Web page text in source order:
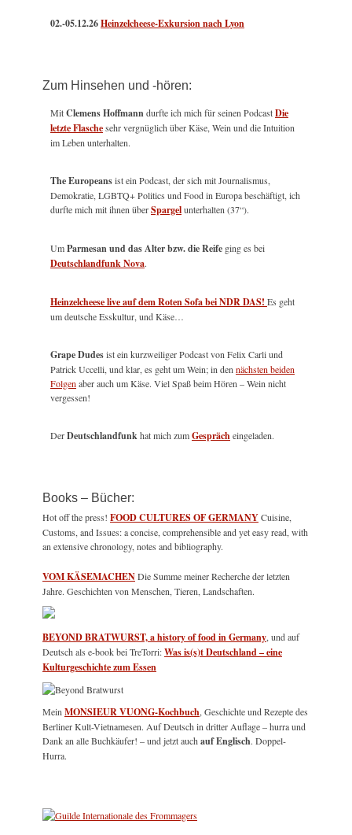
02.-05.12.26Heinzelcheese-Exkursion nach Lyon
Zum Hinsehen und -hören:
MitClemens Hoffmanndurfte ich mich für seinen PodcastDie
letzte Flaschesehr vergnüglich über Käse, Wein und die Intuition
im Leben unterhalten.
The Europeansist ein Podcast, der sich mit Journalismus,
Demokratie, LGBTQ+ Politics und Food in Europa beschäftigt, ich
durfte mich mit ihnen überSpargelunterhalten (37“).
UmParmesan und das Alter bzw. die Reife ging es bei
Deutschlandfunk Nova.
Heinzelcheese live auf dem Roten Sofa bei NDR DAS! Es geht
um deutsche Esskultur, und Käse…
Grape Dudesist ein kurzweiliger Podcast von Felix Carli und
Patrick Uccelli, und klar, es geht um Wein; in dennächsten beiden
Folgenaber auch um Käse. Viel Spaß beim Hören – Wein nicht
vergessen!
DerDeutschlandfunkhat mich zumGesprächeingeladen.
Books – Bücher:
Hot off the press! FOOD CULTURES OF GERMANYCuisine,
Customs, and Issues: a concise, comprehensible and yet easy read, with
an extensive chronology, notes and bibliography.
VOM KÄSEMACHENDie Summe meiner Recherche der letzten
Jahre. Geschichten von Menschen, Tieren, Landschaften.
BEYOND BRATWURST, a history of food in Germany, und auf
Deutsch als e-book bei TreTorri:Was is(s)t Deutschland – eine
Kulturgeschichte zum Essen
MeinMONSIEUR VUONG-Kochbuch, Geschichte und Rezepte des
Berliner Kult-Vietnamesen. Auf Deutsch in dritter Auflage – hurra und
Dank an alle Buchkäufer! – und jetzt auchauf Englisch. Doppel-
Hurra.